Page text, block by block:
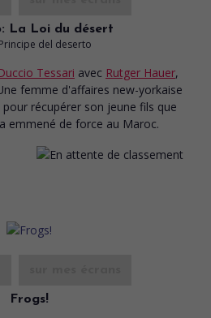
La Loi du désert
del deserto
Tessari avec Rutger Hauer,
femme d'affaires new-yorkaise
récupérer son jeune fils que
emmené de force au Maroc.
Frogs!